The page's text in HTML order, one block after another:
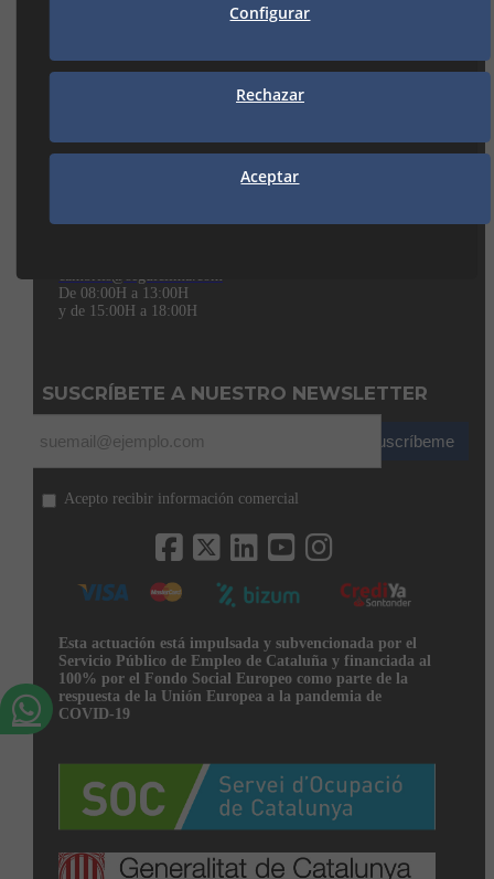
MANRESA
manresa@seguiclima.com
Av. De la Independència, 32
cambrils@seguiclima.com
De 08:00H a 13:00H
y de 15:00H a 18:00H
SUSCRÍBETE A NUESTRO NEWSLETTER
Suscríbeme
Acepto recibir información comercial
Esta actuación está impulsada y subvencionada por el
Servicio Público de Empleo de Cataluña y financiada al
100% por el Fondo Social Europeo como parte de la
respuesta de la Unión Europea a la pandemia de
COVID-19
Configurar
Rechazar
Aceptar